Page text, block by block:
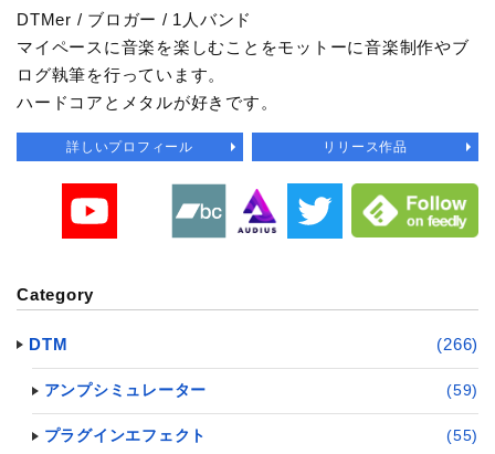
DTMer / ブロガー / 1人バンド
マイペースに音楽を楽しむことをモットーに音楽制作やブ
ログ執筆を行っています。
ハードコアとメタルが好きです。
詳しいプロフィール リリース作品
Category
DTM (266)
アンプシミュレーター (59)
プラグインエフェクト (55)